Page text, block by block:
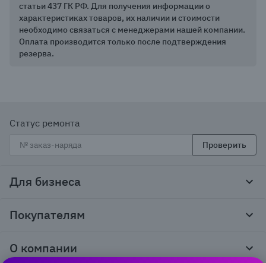
статьи 437 ГК РФ. Для получения информации о
характеристиках товаров, их наличии и стоимости
необходимо связаться с менеджерами нашей компании.
Оплата производится только после подтверждения
резерва.
Статус ремонта
Проверить
Для бизнеса
Тендеры и гос закупки
Покупателям
Пункты выдачи
О компании